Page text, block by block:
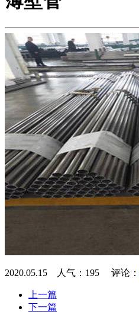
2020.05.15 人气： 195 评论：
上一篇
下一篇